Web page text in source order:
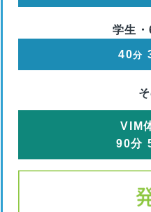
学生
40分
VIM
90分